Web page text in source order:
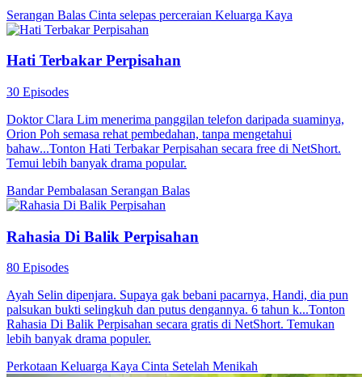
Serangan Balas Cinta selepas perceraian Keluarga Kaya
Hati Terbakar Perpisahan
30 Episodes
Doktor Clara Lim menerima panggilan telefon daripada suaminya,
Orion Poh semasa rehat pembedahan, tanpa mengetahui
bahaw...Tonton Hati Terbakar Perpisahan secara free di NetShort.
Temui lebih banyak drama popular.
BandarPembalasan Serangan Balas
Rahasia Di Balik Perpisahan
80 Episodes
Ayah Selin dipenjara. Supaya gak bebani pacarnya, Handi, dia pun
palsukan bukti selingkuh dan putus dengannya. 6 tahun k...Tonton
Rahasia Di Balik Perpisahan secara gratis di NetShort. Temukan
lebih banyak drama populer.
Perkotaan Keluarga Kaya Cinta Setelah Menikah